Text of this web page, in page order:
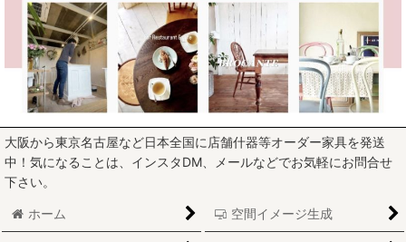
大阪から東京名古屋など日本全国に店舗什器等オーダー家具を発送
中！気になることは、インスタDM、メールなどでお気軽にお問合せ
下さい。
ホーム 空間イメージ生成